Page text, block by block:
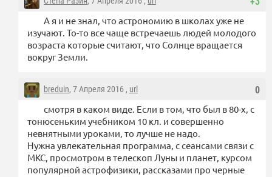
А я и не знал, что астрономию в школах уже не
изучают. То-то все чаще встречаешь людей молодого
возраста которые считают, что Солнце вращается
вокруг Земли.
0
breduin, 7 Апреля 2016 , url
смотря в каком виде. Если в том, что был в 80-х, с
тонюсеньким учебником 10 кл. и совершенно
невнятными уроками, то лучше не надо.
Нужна увлекательная программа, с сеансами связи с
МКС, просмотром в телескоп Луны и планет, курсом
популярной астрофизики, рассказами про черные